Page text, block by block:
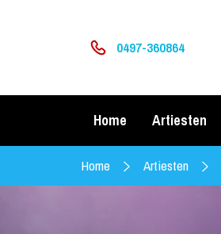
0497-360864
Home Artiesten
Home Artiesten